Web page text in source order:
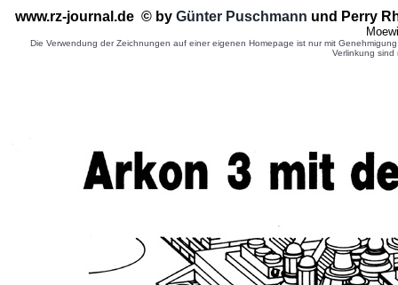
www.rz-journal.de © by Günter Puschmann und Perry
Die Verwendung der Zeichnungen auf einer eigenen Homepage ist nur mit
Verlinkung sind